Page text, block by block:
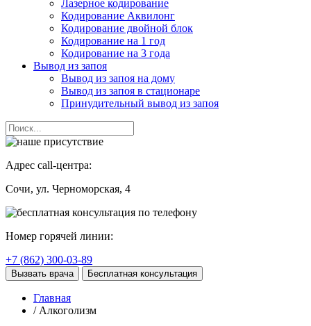
Лазерное кодирование
Кодирование Аквилонг
Кодирование двойной блок
Кодирование на 1 год
Кодирование на 3 года
Вывод из запоя
Вывод из запоя на дому
Вывод из запоя в стационаре
Принудительный вывод из запоя
Адрес call-центра:
Сочи, ул. Черноморская, 4
Номер горячей линии:
+7 (862) 300-03-89
Вызвать врача Бесплатная консультация
Главная
/ Алкоголизм